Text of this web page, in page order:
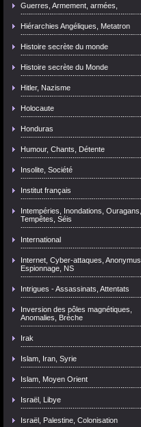
Guerres, Armement, armées,
Hiérarchies Angéliques, Metatron
Histoire secrète du monde
Histoire secrète du Monde
Hitler, Nazisme
Holocaute
Honduras
Humour, Chants, Détente
Insolite, Société
Institut français
Intempéries, Inondations, Ouragans,
Tempêtes, Séis
International
Internet, Cyber-attaques, Anonymus,
Espionnage, NS
Intrigues - Assassinats, Attentats
Inversion des pôles magnétiques,
Anomalies, Brèche
Irak
Islam, Iran, Syrie
Islam, Moyen Orient
Israël, Libye
Israël, Palestine, Colonisation